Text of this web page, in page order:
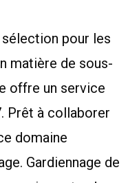
pour les
matière de sous-
offre un service
Prêt à collaborer
domaine
Gardiennage de